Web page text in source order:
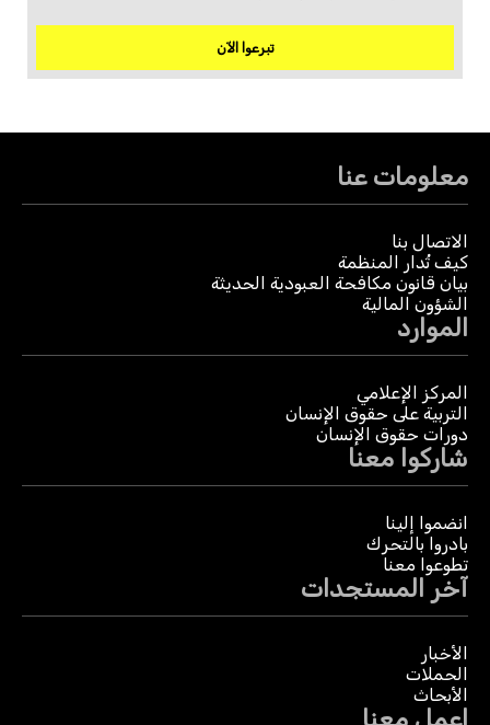
تبرعوا الآن
معلومات عنا
الاتصال بنا
كيف تُدار المنظمة
بيان قانون مكافحة العبودية الحديثة
الشؤون المالية
الموارد
المركز الإعلامي
التربية على حقوق الإنسان
دورات حقوق الإنسان
شاركوا معنا
انضموا إلينا
بادروا بالتحرك
تطوعوا معنا
آخر المستجدات
الأخبار
الحملات
الأبحاث
اعمل معنا